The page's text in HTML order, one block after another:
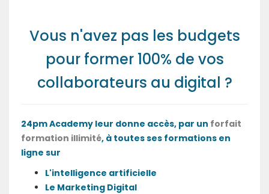
Vous n'avez pas les budgets
pour former 100% de vos
collaborateurs au digital ?
24pm Academy leur donne accès, par un forfait
formation illimité, à toutes ses formations en
ligne sur
L'intelligence artificielle
Le Marketing Digital